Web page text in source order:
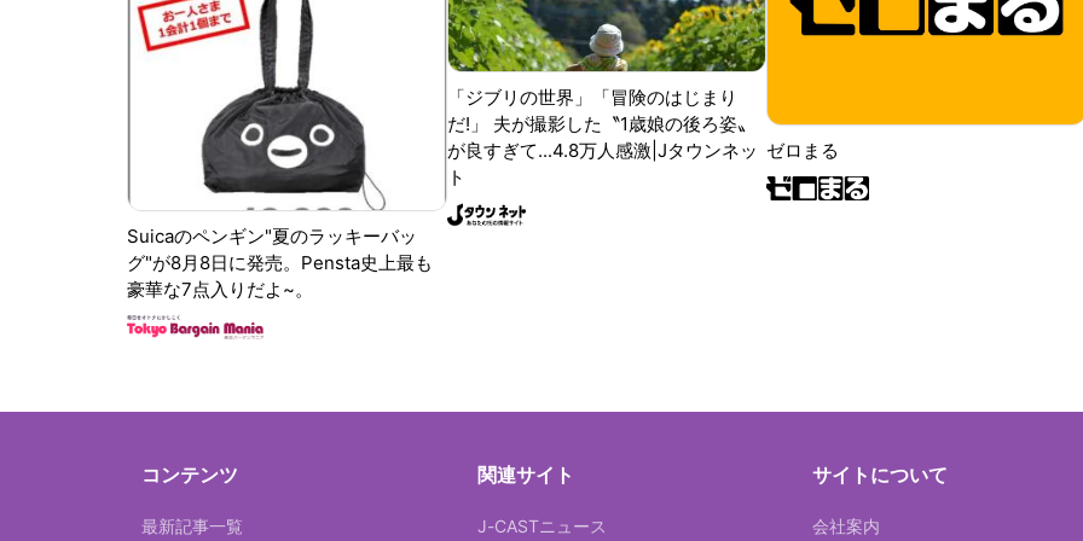
Suicaのペンギン"夏のラッキーバッ
グ"が8月8日に発売。Pensta史上最も
豪華な7点入りだよ~。
「ジブリの世界」「冒険のはじまり
だ!」 夫が撮影した〝1歳娘の後ろ姿〟
が良すぎて...4.8万人感激|Jタウンネッ
ト
ゼロまる
コンテンツ
最新記事一覧
関連サイト
J-CASTニュース
サイトについて
会社案内